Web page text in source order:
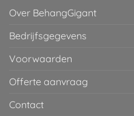
Over BehangGigant
Bedrijfsgegevens
Voorwaarden
Offerte aanvraag
Contact